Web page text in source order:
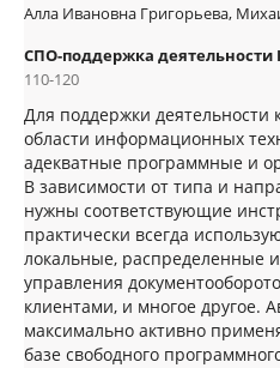
Алла Ивановна Григорьева,
СПО-поддержка деятельности
110-120
Для поддержки деятельности
области информационных
адекватные программные и
В зависимости от типа и
нужны соответствующие
практически всегда
локальные, распределенные
управления
клиентами, и многое другое.
максимально активно
базе свободного